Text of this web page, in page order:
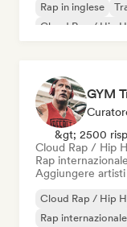
Rap in inglese
Cloud Rap / Hip
GYM
&gt; 2500
Cloud Rap / Hip
Rap internazionale
Aggiungere
Cloud Rap / Hip
Rap internazionale